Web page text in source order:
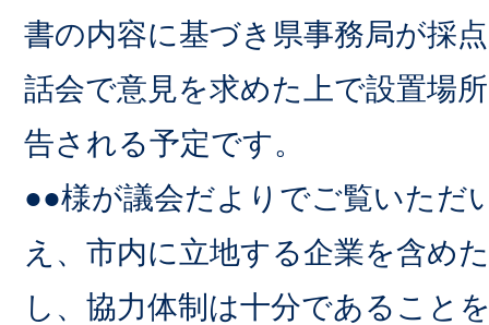
書の内容に基づき県事務局が採
話会で意見を求めた上で設置場
告される予定です。
●●様が議会だよりでご覧いただ
え、市内に立地する企業を含め
し、協力体制は十分であること